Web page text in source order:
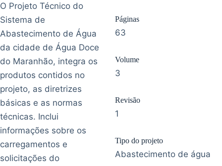
O Projeto Técnico do
Sistema de
Abastecimento de Água
da cidade de Água Doce
do Maranhão, integra os
produtos contidos no
projeto, as diretrizes
básicas e as normas
técnicas. Inclui
informações sobre os
carregamentos e
solicitações do
Páginas
63
Volume
3
Revisão
1
Tipo do projeto
Abastecimento de água